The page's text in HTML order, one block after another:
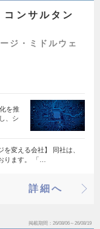
ンサルタン
ジ・ミドルウェ
を推
、シ
を変える会社】 同社は、
ります。 「…
詳細へ
掲載期間 26/08/06～26/08/19